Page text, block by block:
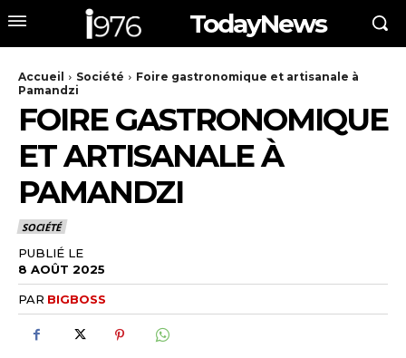
TodayNews
Accueil Société
Foire gastronomique et artisanale à
Pamandzi
FOIRE GASTRONOMIQUE
ET ARTISANALE À
PAMANDZI
SOCIÉTÉ
PUBLIÉ LE
8 AOÛT 2025
PAR BIGBOSS